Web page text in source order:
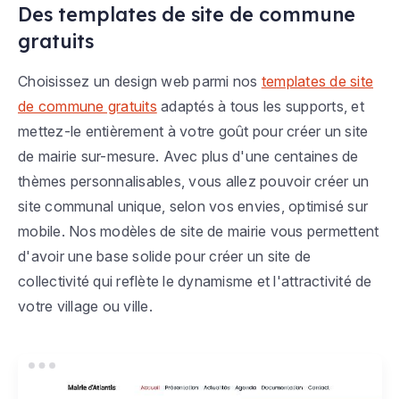
Des templates de site de commune
gratuits
Choisissez un design web parmi nos templates de site
de commune gratuits adaptés à tous les supports, et
mettez-le entièrement à votre goût pour créer un site
de mairie sur-mesure. Avec plus d'une centaines de
thèmes personnalisables, vous allez pouvoir créer un
site communal unique, selon vos envies, optimisé sur
mobile. Nos modèles de site de mairie vous permettent
d'avoir une base solide pour créer un site de
collectivité qui reflète le dynamisme et l'attractivité de
votre village ou ville.